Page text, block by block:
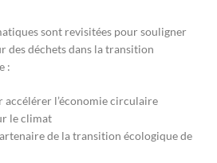
sont revisitées pour souligner
des déchets dans la transition
:
accélérer l’économie circulaire
le climat
de la transition écologique de